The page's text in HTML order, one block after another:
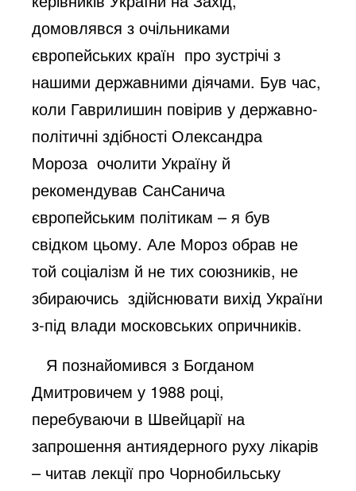
домовлявся з очільниками
європейських країн про зустрічі з
нашими державними діячами. Був час,
коли Гаврилишин повірив у державно-
політичні здібності Олександра
Мороза очолити Україну й
рекомендував СанСанича
європейським політикам – я був
свідком цьому. Але Мороз обрав не
той соціалізм й не тих союзників, не
збираючись здійснювати вихід України
з-під влади московських опричників.
Я познайомився з Богданом
Дмитровичем у 1988 році,
перебуваючи в Швейцарії на
запрошення антиядерного руху лікарів
– читав лекції про Чорнобильську